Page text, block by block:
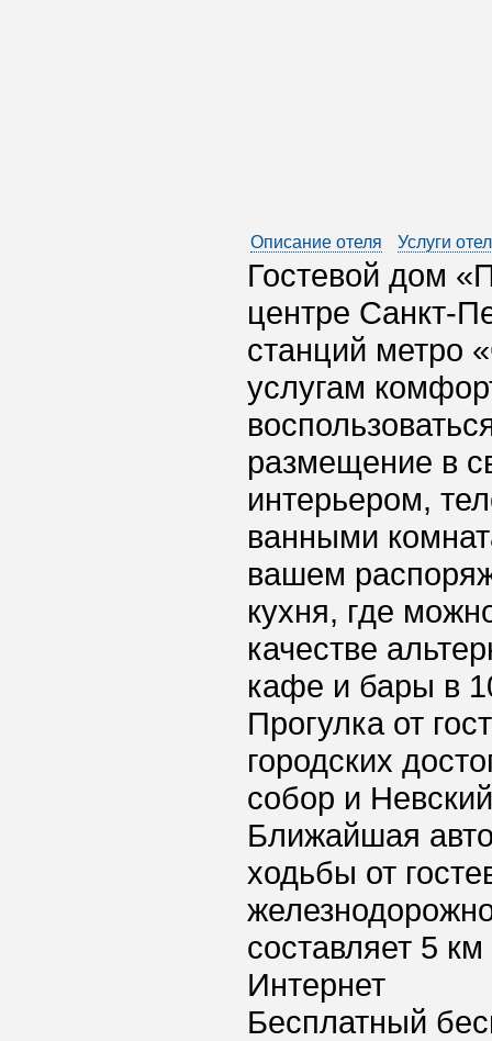
Описание отеля Услуги
Гостевой дом
центре Санкт-
станций метро
услугам
размещение в
интерьером,
ванными
вашем
кухня, где
качестве
кафе и бары в
Прогулка от
городских
собор и
Ближайшая
ходьбы от
составляет 5
Интернет
Бесплатный